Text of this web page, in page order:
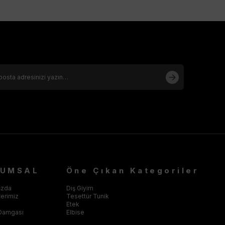
* Furkan Giyim güvencesiyle orijinal Armine Trend kalitesi.
Öne Çıkan Kategoriler
Dış Giyim
Tesettür Tunik
Etek
Elbise